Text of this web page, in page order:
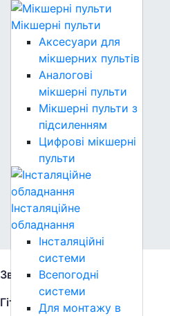
Мікшерні пульти
Аксесуари для
мікшерних пультів
Аналогові
мікшерні пульти
Мікшерні пульти з
підсиленням
Цифрові мікшерні
пульти
Інсталяційне
обладнання
Інсталяційні
системи
Всепогодні
системи
Для монтажу в
Звукове обладнання
Гітари